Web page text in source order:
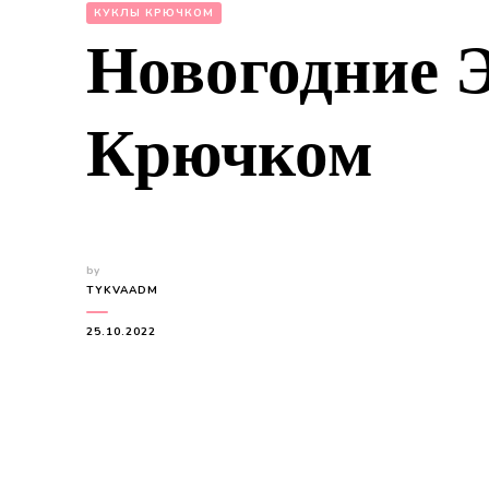
КУКЛЫ КРЮЧКОМ
Новогодние
Крючком
by
TYKVAADM
25.10.2022